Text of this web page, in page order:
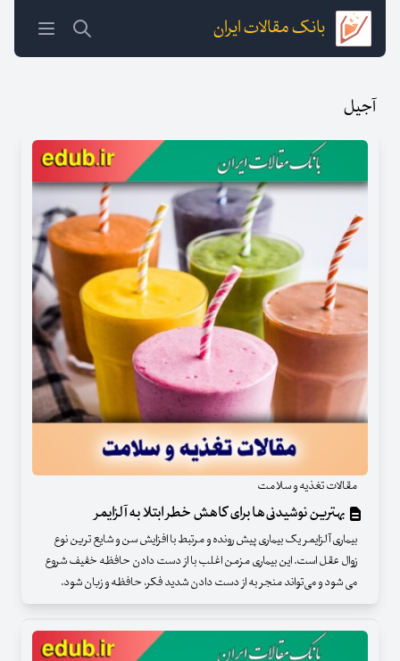
بانک مقالات ایران
آجیل
مقالات تغذیه و سلامت
بهترین نوشیدنی‌ها برای کاهش خطر ابتلا به آلزایمر
بیماری آلزایمر یک بیماری پیش رونده و مرتبط با افزایش سن و شایع ترین نوع
زوال عقل است. این بیماری مزمن اغلب با از دست دادن حافظه خفیف شروع
می شود و می‌تواند منجر به از دست دادن شدید فکر، حافظه و زبان شود.